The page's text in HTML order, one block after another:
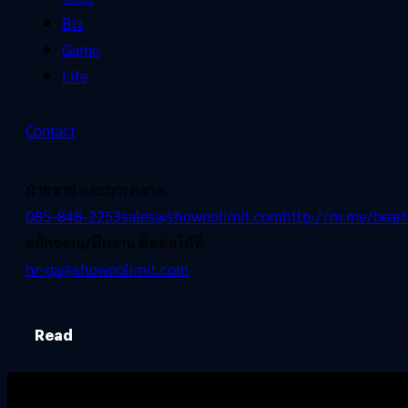
Biz
Game
Life
Contact
ฝ่ายขาย และการตลาด
085-848-2253sales@shownolimit.comhttp://m.me/
สมัครงาน/ฝึกงาน ติดต่อได้ที่
hr-ga@shownolimit.com
Read